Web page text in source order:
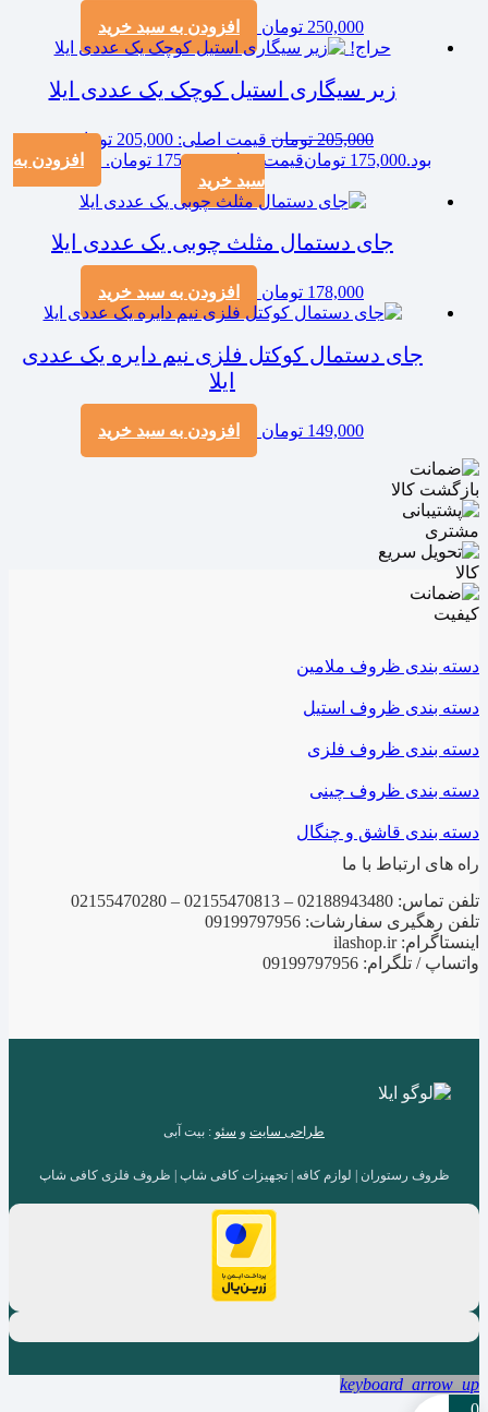
250,000 تومان
افزودن به سبد خرید
حراج!
زیر سیگاری استیل کوچک یک عددی ایلا
205,000 تومان
قیمت اصلی: 205,000 تومان
بود.175,000 تومانقیمت فعلی: 175,000 تومان.
افزودن به
سبد خرید
جای دستمال مثلث چوبی یک عددی ایلا
178,000 تومان افزودن به سبد خرید
جای دستمال کوکتل فلزی نیم دایره یک عددی
ایلا
149,000 تومان افزودن به سبد خرید
دسته بندی ظروف ملامین
دسته بندی ظروف استیل
دسته بندی ظروف فلزی
دسته بندی ظروف چینی
دسته بندی قاشق و چنگال
راه های ارتباط با ما
تلفن تماس: 02188943480 – 02155470813 – 02155470280
تلفن رهگیری سفارشات: 09199797956
اینستاگرام: ilashop.ir
واتساپ / تلگرام: 09199797956
طراحی سایت و سئو : بیت آبی
ظروف رستوران | لوازم کافه | تجهیزات کافی شاپ | ظروف فلزی کافی شاپ
keyboard_arrow_up